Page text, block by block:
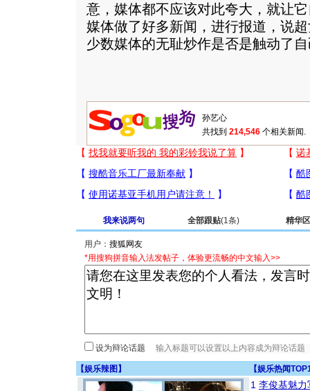
意，媒体都不应该对此夸大，就让
媒体做了好多新闻，进行报道，说
少数媒体的无耻炒作是否是触动了
共找到 214,546 个相关新闻.
我来说两句 全部跟贴(1条) 精华区
用户：
*用搜狗拼音输入法发帖子，体验更流畅的中文输入>>
设为辩论话题
【娱乐辣图 】 【娱乐热闻
1 李俊基魅力